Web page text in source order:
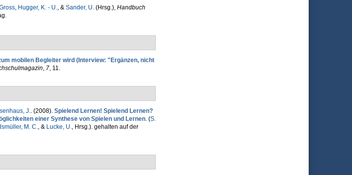
, Hugger, K. - U., & Sander, U.(Hrsg.), Handbuch
mobilen Begleiter wird (Interview: "Ergänzen, nicht
, 7, 11.
J.. (2008). Spielend Lernen! Spielend Lernen?
einer Synthese von Spielen und Lernen. (S.
M. C., & Lucke, U., Hrsg.). gehalten auf der